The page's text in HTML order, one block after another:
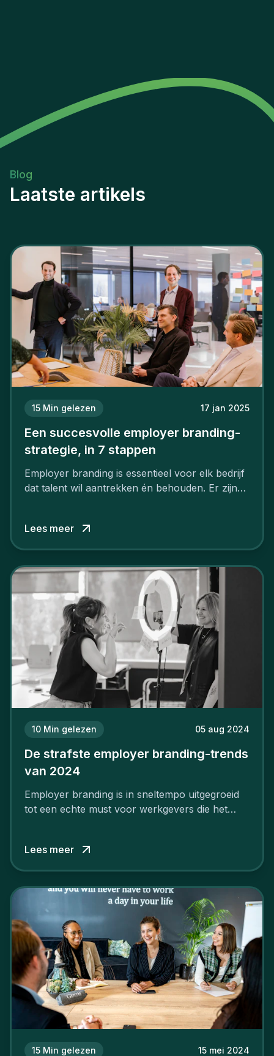
Blog
Laatste artikels
15 Min gelezen 17 jan 2025
Een succesvolle employer branding-
strategie, in 7 stappen
Employer branding is essentieel voor elk bedrijf
dat talent wil aantrekken én behouden. Er zijn
niet van vandaag op morgen. Hoe pak je dat
aan, starten met employer branding?
Lees meer
10 Min gelezen 05 aug 2024
De strafste employer branding-trends
van 2024
Employer branding is in sneltempo uitgegroeid
tot een echte must voor werkgevers die het
Lees meer
15 Min gelezen 15 mei 2024